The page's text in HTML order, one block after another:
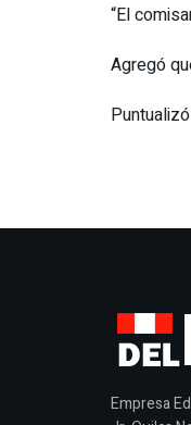
“El
Agregó
Empresa